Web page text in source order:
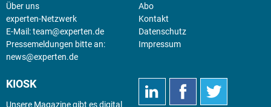
Über uns
experten-Netzwerk
E-Mail:team@experten.de
Pressemeldungen bitte an:
news@experten.de
Abo
Kontakt
Datenschutz
Impressum
KIOSK
Unsere Magazine gibt es digital